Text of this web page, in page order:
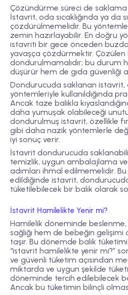
Çözündürme süreci de
İstavrit, oda sıcaklığında ya da
çözdürülmemelidir. Bu
zemin hazırlayabilir. En doğru
istavriti bir gece önceden
yavaşça çözdürmektir. Çözülen
dondurulmamalıdır; bu durum
düşürür hem de gıda güvenliği
Dondurucuda saklanan istavrit,
yöntemleriyle kullanıldığında
Ancak taze balıkla
daha yumuşak olabileceği
dondurulmuş istavrit, özellikle
gibi daha nazik yöntemlerle
iyi sonuç verir.
İstavrit dondurucuda
temizlik, uygun ambalajlama
adımları ihmal edilmemelidir.
edildiğinde istavrit,
tüketilebilecek bir balık olarak
İstavrit Hamilelikte Yenir mi?
Hamilelik döneminde beslenme,
sağlığı hem de bebeğin gelişimi
taşır. Bu dönemde balık
“istavrit hamilelikte yenir mi?”
ve güvenli tüketim açısından
miktarda ve uygun şekilde
döneminde tercih edilebilecek
Ancak bu tüketimin bilinçli